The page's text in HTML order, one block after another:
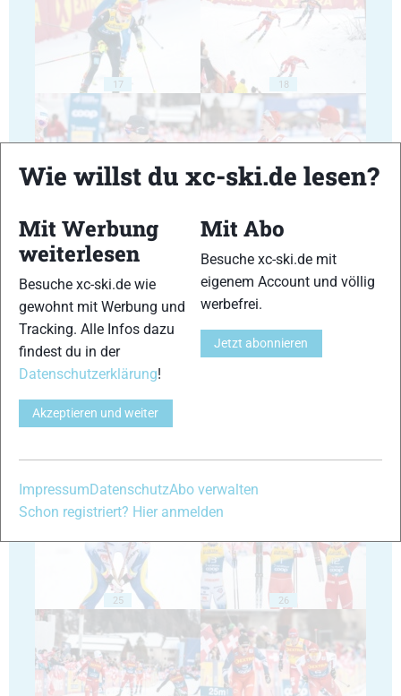
17 18
22
25 26
Wie willst du xc-ski.de lesen?
Mit Werbung
weiterlesen
Besuche xc-ski.de wie
gewohnt mit Werbung und
Tracking. Alle Infos dazu
findest du in der
Datenschutzerklärung!
Akzeptieren und weiter
Mit Abo
Besuche xc-ski.de mit
eigenem Account und völlig
werbefrei.
Jetzt abonnieren
ImpressumDatenschutzAbo verwalten
Schon registriert? Hier anmelden